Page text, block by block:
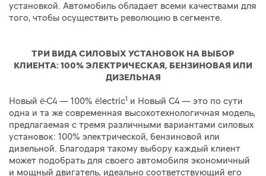
установкой. Автомобиль обладает всеми качествами для
того, чтобы осуществить революцию в сегменте.
ТРИ ВИДА СИЛОВЫХ УСТАНОВОК НА ВЫБОР
КЛИЕНТА: 100% ЭЛЕКТРИЧЕСКАЯ, БЕНЗИНОВАЯ ИЛИ
ДИЗЕЛЬНАЯ
Новый ë-C4 — 100% ëlectric1
и Новый C4 — это по сути
одна и та же современная высокотехнологичная модель,
предлагаемая с тремя различными вариантами силовых
установок: 100% электрической, бензиновой или
дизельной. Благодаря такому выбору каждый клиент
может подобрать для своего автомобиля экономичный
и мощный двигатель, идеально соответствующий его